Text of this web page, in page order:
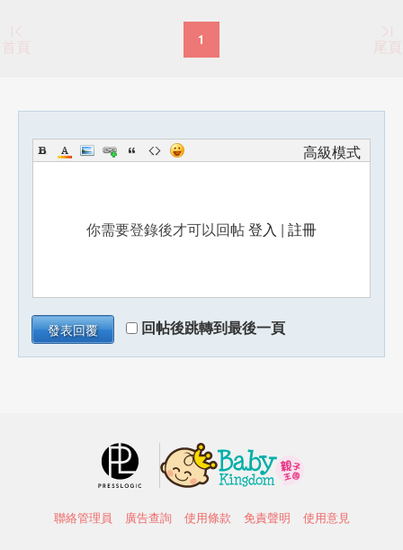
首頁 1 尾頁
高級模式
你需要登錄後才可以回帖登入 | 註冊
發表回覆 回帖後跳轉到最後一頁
聯絡管理員 廣告查詢 使用條款 免責聲明 使用意見